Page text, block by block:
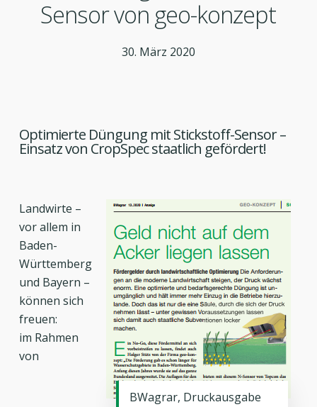
Sensor von geo-konzept
30. März 2020
Optimierte Düngung mit Stickstoff-Sensor –
Einsatz von CropSpec staatlich gefördert!
BWagrar, Druckausgabe
Landwirte –
vor allem in
Baden-
Württemberg
und Bayern –
können sich
freuen:
im Rahmen
von